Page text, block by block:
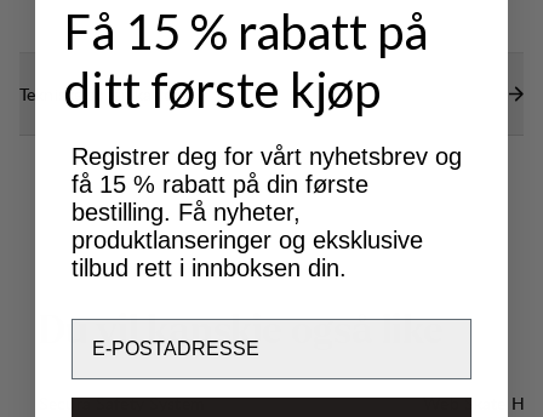
Tekniske spesifikasjoner
u vil kanskje også like
Secura Safety System
Web Skate
Få 15 % rabatt på
ditt første kjøp
Registrer deg for vårt nyhetsbrev og
få 15 % rabatt på din første
bestilling. Få nyheter,
produktlanseringer og eksklusive
tilbud rett i innboksen din.